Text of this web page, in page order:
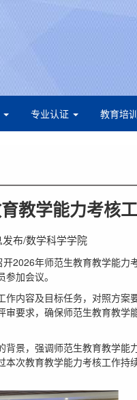
专业认证 教育培训
教学能力考核
布/数学科学学院
2026年师范生教育教学能力
加会议。
内容及目标任务，对照方案
要求，确保师范生教育教学
景，强调师范生教育教学能
次教育教学能力考核工作持